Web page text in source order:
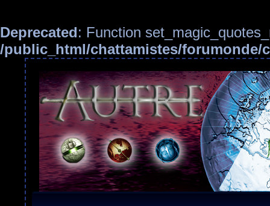
Deprecated: Function
/public_html/chattamistes/forumonde/